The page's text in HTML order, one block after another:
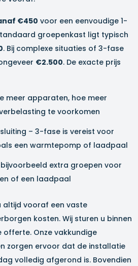
€450 voor een eenvoudige 1-
groepenkast ligt typisch
. Bij complexe situaties of 3-fase
€2.500. De exacte prijs
meer apparaten, hoe meer
te voorkomen
– 3-fase is vereist voor
een warmtepomp of laadpaal
extra groepen voor
of een laadpaal
altijd vooraf een vaste
kosten. Wij sturen u binnen
offerte. Onze vakkundige
zorgen ervoor dat de installatie
volledig afgerond is. Bovendien